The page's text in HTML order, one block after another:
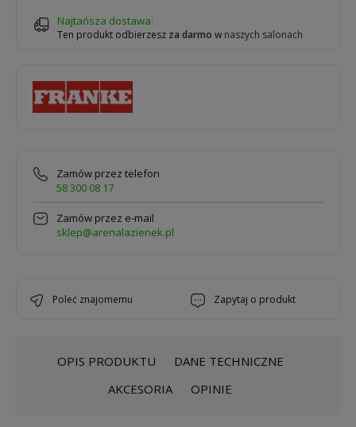
Najtańsza dostawa:
Ten produkt odbierzesz za darmo w naszych salonach
Zamów przez telefon
58 300 08 17
Zamów przez e-mail
sklep@arenalazienek.pl
poleć znajomemu zapytaj o produkt
OPIS PRODUKTU
DANE TECHNICZNE
AKCESORIA
OPINIE